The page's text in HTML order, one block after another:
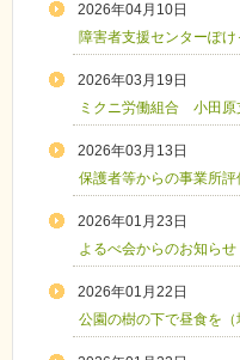
2026年04月10日
障害者支援センターぽけ
2026年03月19日
ミクニ労働組合 小田原
2026年03月13日
保護者等からの事業所評
2026年01月23日
よるべ会からのお知らせ
2026年01月22日
公園の樹の下で昼食を（